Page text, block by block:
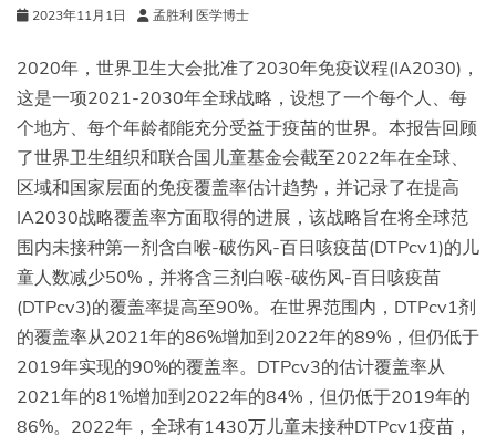
2023年11月1日 孟胜利 医学博士
2020年，世界卫生大会批准了2030年免疫议程(IA2030)，
这是一项2021-2030年全球战略，设想了一个每个人、每
个地方、每个年龄都能充分受益于疫苗的世界。本报告回顾
了世界卫生组织和联合国儿童基金会截至2022年在全球、
区域和国家层面的免疫覆盖率估计趋势，并记录了在提高
IA2030战略覆盖率方面取得的进展，该战略旨在将全球范
围内未接种第一剂含白喉-破伤风-百日咳疫苗(DTPcv1)的儿
童人数减少50%，并将含三剂白喉-破伤风-百日咳疫苗
(DTPcv3)的覆盖率提高至90%。在世界范围内，DTPcv1剂
的覆盖率从2021年的86%增加到2022年的89%，但仍低于
2019年实现的90%的覆盖率。DTPcv3的估计覆盖率从
2021年的81%增加到2022年的84%，但仍低于2019年的
86%。2022年，全球有1430万儿童未接种DTPcv1疫苗，